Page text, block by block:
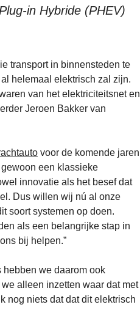
in Hybride (PHEV)
transport in binnensteden te
helemaal elektrisch zal zijn.
van het elektriciteitsnet en
Jeroen Bakker van
voor de komende jaren
een klassieke
innovatie als het besef dat
Dus willen wij nú al onze
soort systemen op doen.
als een belangrijke stap in
bij helpen.”
we daarom ook
alleen inzetten waar dat met
nog niets dat dat dit elektrisch